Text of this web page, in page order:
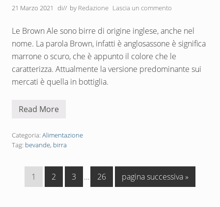
21 Marzo 2021 di// by Redazione Lascia un commento
Le Brown Ale sono birre di origine inglese, anche nel
nome. La parola Brown, infatti è anglosassone è significa
marrone o scuro, che è appunto il colore che le
caratterizza. Attualmente la versione predominante sui
mercati è quella in bottiglia.
B
w
n
e
b
Read More
Categoria: Alimentazione
Tag: bevande, birra
P
a
1
P
a
2
P
a
3
Pagine
interim
…
P
a
26
V
a
pagina successiva »